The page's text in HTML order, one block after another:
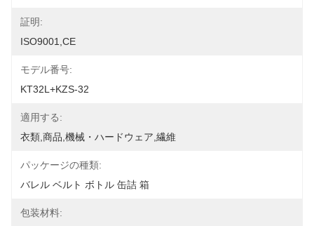
証明:
ISO9001,CE
モデル番号:
KT32L+KZS-32
適用する:
衣類,商品,機械・ハードウェア,繊維
パッケージの種類:
バレル ベルト ボトル 缶詰 箱
包装材料: